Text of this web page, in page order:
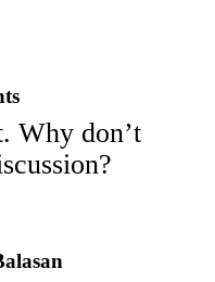
Why don’t